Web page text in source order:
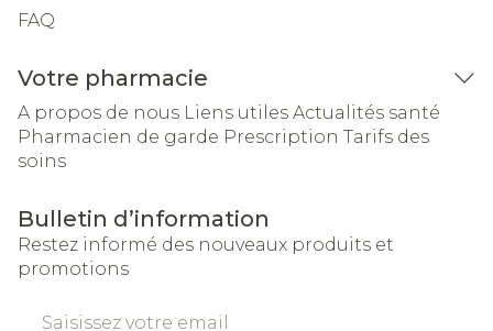
FAQ
Votre pharmacie
A propos de nous Liens utiles Actualités santé
Pharmacien de garde Prescription Tarifs des
soins
Bulletin d’information
Restez informé des nouveaux produits et
promotions